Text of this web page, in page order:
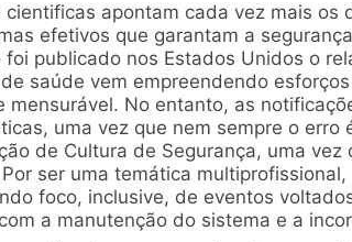
cientificas apontam cada vez mais os
efetivos que garantam a
publicado nos Estados Unidos o
saúde vem empreendendo
mensurável. No entanto, as
uma vez que nem sempre o
de Cultura de Segurança, uma
ser uma temática
foco, inclusive, de eventos
a manutenção do sistema e a